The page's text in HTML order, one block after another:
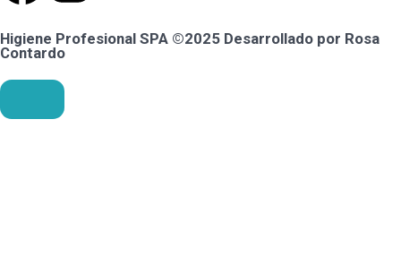
Higiene Profesional SPA ©2025 Desarrollado por Rosa
Contardo